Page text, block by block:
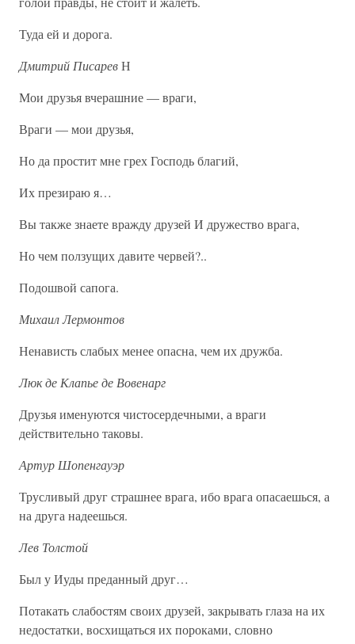
Туда ей и дорога.
Дмитрий ПисаревН
Мои друзья вчерашние — враги,
Враги — мои друзья,
Но да простит мне грех Господь благий,
Их презираю я…
Вы также знаете вражду друзей И дружество врага,
Но чем ползущих давите червей?..
Подошвой сапога.
Михаил Лермонтов
Ненависть слабых менее опасна, чем их дружба.
Люк де Клапье де Вовенарг
Друзья именуются чистосердечными, а враги
действительно таковы.
Артур Шопенгауэр
Трусливый друг страшнее врага, ибо врага опасаешься, а
на друга надеешься.
Лев Толстой
Был у Иуды преданный друг…
Потакать слабостям своих друзей, закрывать глаза на их
недостатки, восхищаться их пороками, словно